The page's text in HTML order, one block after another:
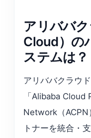
アリババ
Cloud）の
ステムは？
アリババクラウ
「Alibaba Cloud
Network（ACPN
トナーを統合・